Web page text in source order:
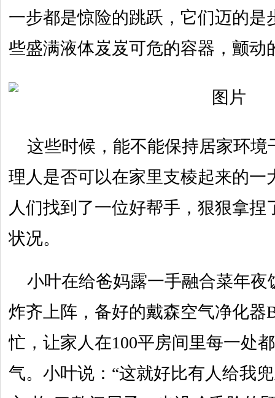
一步都是惊险的跳跃，它们迈的是
些盛满液体岌岌可危的容器，颤动
这些时候，能不能保持居家环境
理人是否可以在家里支棱起来的一
人们找到了一位好帮手，狠狠拿捏
状况。
小叶在给爸妈露一手融合菜年夜
炸齐上阵，备好的戴森空气净化器
忙，让家人在100平房间里每一处
气。小叶说：“这就好比有人给我